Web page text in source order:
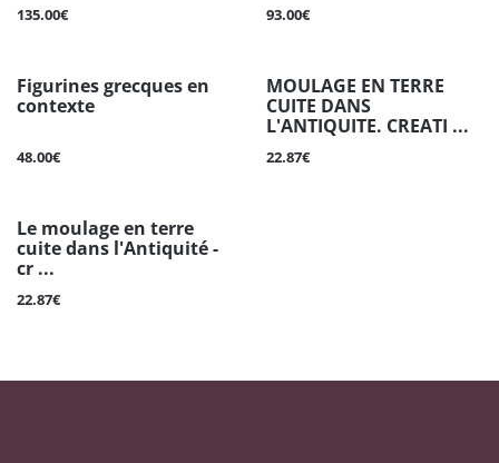
135.00€ 93.00€
Figurines grecques en
contexte
48.00€
MOULAGE EN TERRE
CUITE DANS
L'ANTIQUITE. CREATI ...
22.87€
Le moulage en terre
cuite dans l'Antiquité -
cr ...
22.87€